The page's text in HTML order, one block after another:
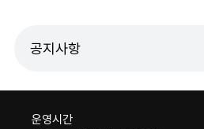
공지사항
운영시간